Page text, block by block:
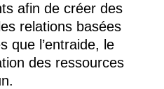
afin de créer des
relations basées
que l’entraide, le
des ressources